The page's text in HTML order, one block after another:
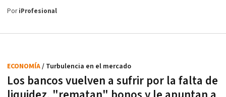
PoriProfesional
Los bancos vuelven a sufrir por la falta de
ECONOMÍA/ Turbulencia en el mercado